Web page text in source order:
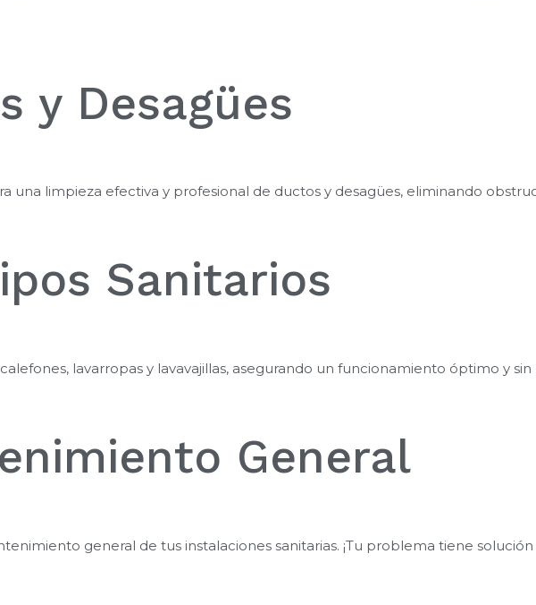
y Desagües
limpieza efectiva y profesional de ductos y desagües, eliminando
Sanitarios
lavarropas y lavavajillas, asegurando un funcionamiento óptimo y
General
general de tus instalaciones sanitarias. ¡Tu problema tiene